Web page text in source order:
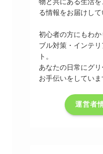
る情報をお届けして
初心者の方にもわ
ブル対策・インテ
ト。
あなたの日常にグ
お手伝いをしていま
運営者